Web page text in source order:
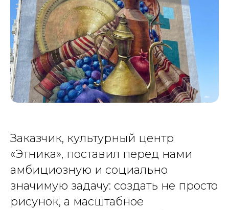
Заказчик, культурный центр
«Этника», поставил перед нами
амбициозную и социально
значимую задачу: создать не просто
рисунок, а масштабное